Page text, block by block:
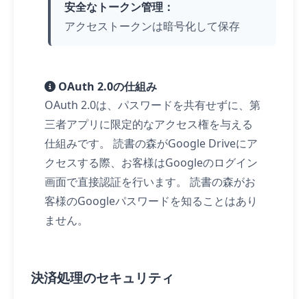
安全なトークン管理：
アクセストークンは暗号化して保存
OAuth 2.0の仕組み
OAuth 2.0は、パスワードを共有せずに、第
三者アプリに限定的なアクセス権を与える
仕組みです。 読書の森がGoogle Driveにア
クセスする際、お客様はGoogleのログイン
画面で直接認証を行います。 読書の森がお
客様のGoogleパスワードを知ることはあり
ません。
決済処理のセキュリティ